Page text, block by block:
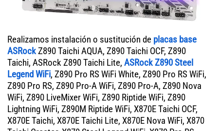
Realizamos instalación o sustitución de placas base
ASRockZ890 Taichi AQUA, Z890 Taichi OCF, Z890
Taichi, ASRock Z890 Taichi Lite, ASRock Z890 Steel
Legend WiFi, Z890 Pro RS WiFi White, Z890 Pro RS WiFi,
Z890 Pro RS, Z890 Pro-A WiFi, Z890 Pro-A, Z890 Nova
WiFi, Z890 LiveMixer WiFi, Z890 Riptide WiFi, Z890
Lightning WiFi, Z890M Riptide WiFi, X870E Taichi OCF,
X870E Taichi, X870E Taichi Lite, X870E Nova WiFi, X870